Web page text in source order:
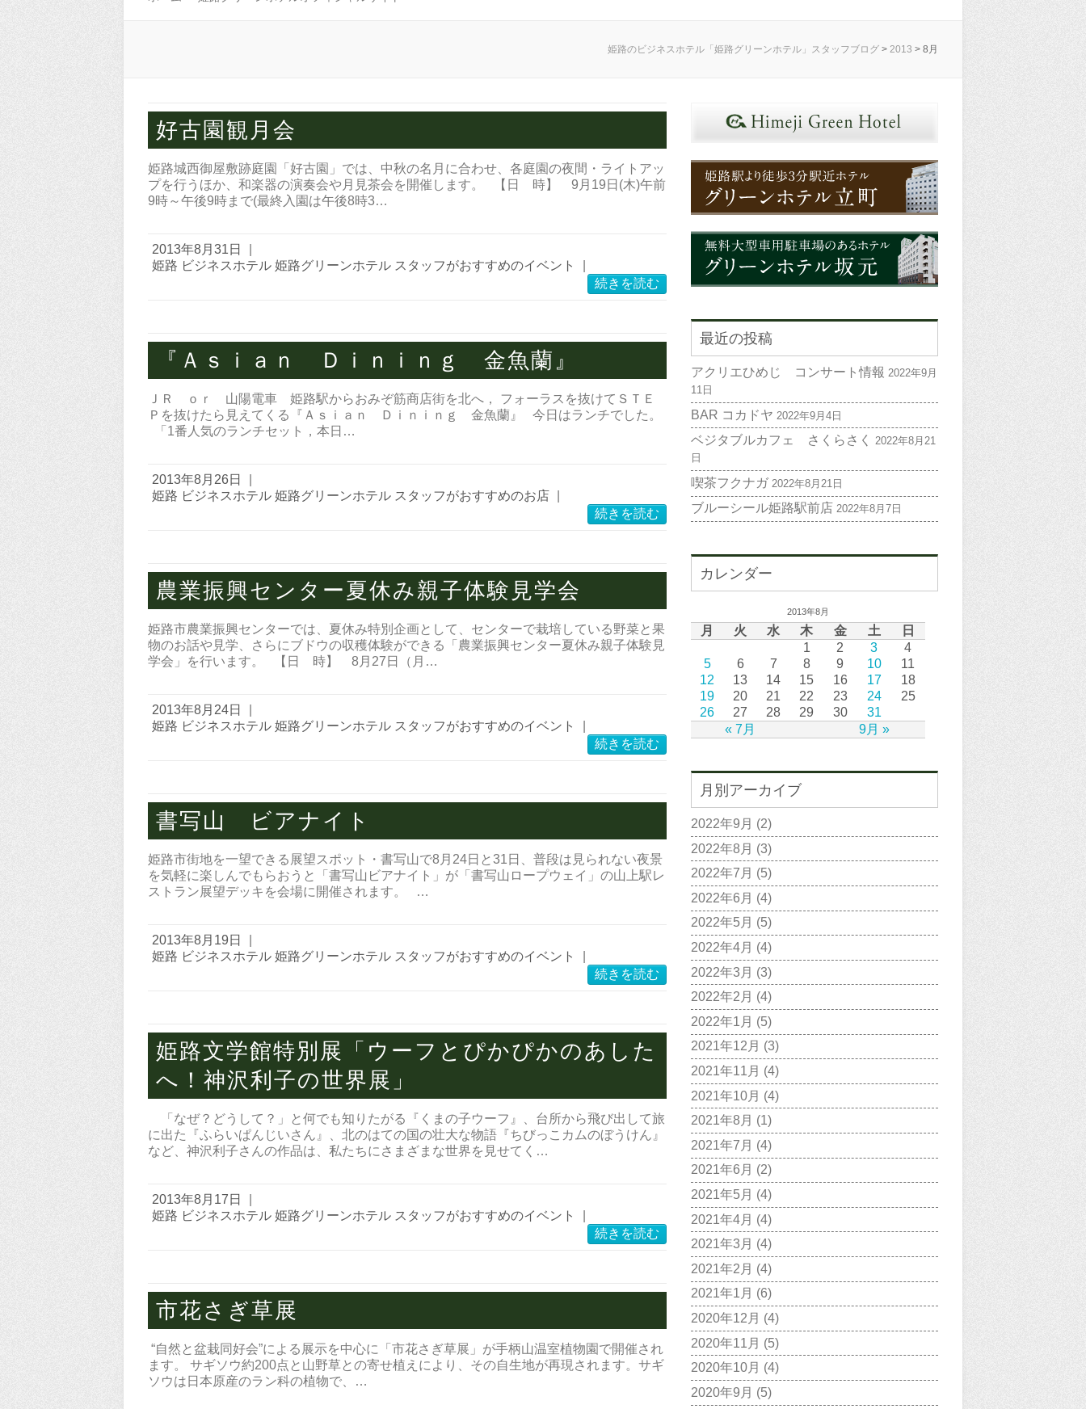
姫路のビジネスホテル「姫路グリーンホテル」スタッフブログ > 2013 > 8月
好古園観月会
姫路城西御屋敷跡庭園「好古園」では、中秋の名月に合わせ、各庭園の夜間・ライトアッ
プを行うほか、和楽器の演奏会や月見茶会を開催します。 【日 時】 9月19日(木)午前
9時～午後9時まで(最終入園は午後8時3…
2013年8月31日
姫路 ビジネスホテル 姫路グリーンホテル スタッフがおすすめのイベント
続きを読む
『Ａｓｉａｎ Ｄｉｎｉｎｇ 金魚蘭』
ＪＲ ｏｒ 山陽電車 姫路駅からおみぞ筋商店街を北へ， フォーラスを抜けてＳＴＥ
Ｐを抜けたら見えてくる『Ａｓｉａｎ Ｄｉｎｉｎｇ 金魚蘭』 今日はランチでした。
「1番人気のランチセット，本日…
2013年8月26日
姫路 ビジネスホテル 姫路グリーンホテル スタッフがおすすめのお店
続きを読む
農業振興センター夏休み親子体験見学会
姫路市農業振興センターでは、夏休み特別企画として、センターで栽培している野菜と果
物のお話や見学、さらにブドウの収穫体験ができる「農業振興センター夏休み親子体験見
学会」を行います。 【日 時】 8月27日（月…
2013年8月24日
姫路 ビジネスホテル 姫路グリーンホテル スタッフがおすすめのイベント
続きを読む
書写山 ビアナイト
姫路市街地を一望できる展望スポット・書写山で8月24日と31日、普段は見られない夜景
を気軽に楽しんでもらおうと「書写山ビアナイト」が「書写山ロープウェイ」の山上駅レ
ストラン展望デッキを会場に開催されます。 …
2013年8月19日
姫路 ビジネスホテル 姫路グリーンホテル スタッフがおすすめのイベント
続きを読む
姫路文学館特別展「ウーフとぴかぴかのあした
へ！神沢利子の世界展」
「なぜ？どうして？」と何でも知りたがる『くまの子ウーフ』、台所から飛び出して旅
に出た『ふらいぱんじいさん』、北のはての国の壮大な物語『ちびっこカムのぼうけん』
など、神沢利子さんの作品は、私たちにさまざまな世界を見せてく…
2013年8月17日
姫路 ビジネスホテル 姫路グリーンホテル スタッフがおすすめのイベント
続きを読む
市花さぎ草展
“自然と盆栽同好会”による展示を中心に「市花さぎ草展」が手柄山温室植物園で開催され
ます。 サギソウ約200点と山野草との寄せ植えにより、その自生地が再現されます。サギ
ソウは日本原産のラン科の植物で、…
最近の投稿
アクリエひめじ コンサート情報 2022年9月
11日
BAR コカドヤ 2022年9月4日
ベジタブルカフェ さくらさく
2022年8月21
日
喫茶フクナガ 2022年8月21日
ブルーシール姫路駅前店 2022年8月7日
カレンダー
2013年8月
月 火 水 木 金 土 日
« 7月 9月 »
1 2 3
4
5
6 7 8 9 10
11
12
13 14 15 16 17
18
19
20 21 22 23 24
25
26
27 28 29 30 31
月別アーカイブ
2022年9月 (2)
2022年8月 (3)
2022年7月 (5)
2022年6月 (4)
2022年5月 (5)
2022年4月 (4)
2022年3月 (3)
2022年2月 (4)
2022年1月 (5)
2021年12月 (3)
2021年11月 (4)
2021年10月 (4)
2021年8月 (1)
2021年7月 (4)
2021年6月 (2)
2021年5月 (4)
2021年4月 (4)
2021年3月 (4)
2021年2月 (4)
2021年1月 (6)
2020年12月 (4)
2020年11月 (5)
2020年10月 (4)
2020年9月 (5)